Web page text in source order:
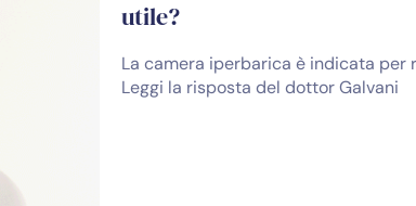
utile?
La camera iperbarica è indicata
Leggi la risposta del dottor Galvani